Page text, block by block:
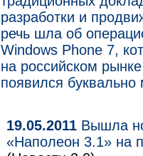
разработки и
речь шла об
Windows Phone 7,
на российском
появился буквально
19.05.2011 Вышла
«Наполеон 3.1» на